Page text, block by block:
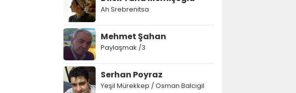
Ah Srebrenitsa
Mehmet Şahan
Paylaşmak /3
Serhan Poyraz
Yeşil Mürekkep / Osman Balcıgil